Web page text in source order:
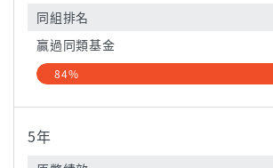
同組排名
贏過同類基金
84%
5年